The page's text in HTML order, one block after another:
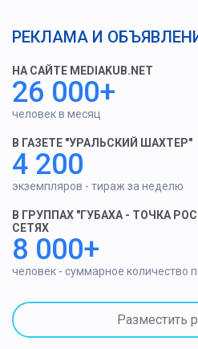
РЕКЛАМА И
НА САЙТЕ MEDIAKUB.NET
26 000+
человек в месяц
В ГАЗЕТЕ "УРАЛЬСКИЙ ШАХТЕР"
4 200
экземпляров - тираж за неделю
В ГРУППАХ "ГУБАХА - ТОЧКА
СЕТЯХ
8 000+
человек - суммарное количество
Разместить